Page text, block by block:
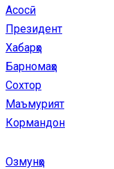
Асосӣ
Президент
Хабарҳо
Барномаҳо
Сохтор
Маъмурият
Кормандон
Озмунҳо